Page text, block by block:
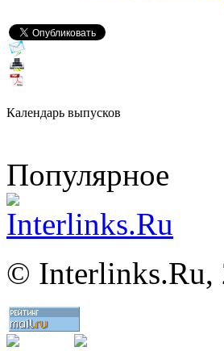
Календарь выпусков
Популярное
© Interlinks.Ru,